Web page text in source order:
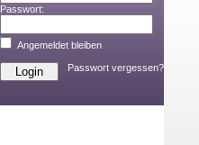
Passwort:
Angemeldet bleiben
Passwort vergessen?